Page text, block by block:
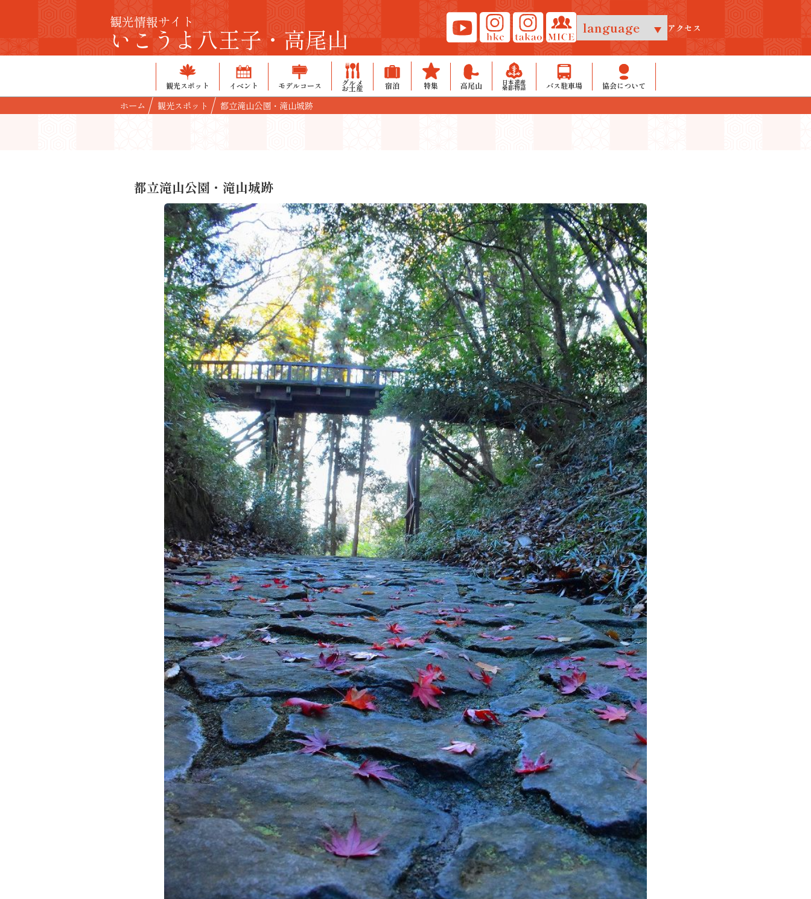
観光情報サイト
いこうよ八王子・高尾山 アクセス
観光スポット イベント モデルコース グルメ
お土産 宿泊 特集 高尾山 日本遺産
桑都物語 バス駐車場 協会について
ホーム 観光スポット 都立滝山公園・滝山城跡
都立滝山公園・滝山城跡